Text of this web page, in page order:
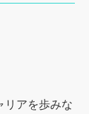
アを歩みな